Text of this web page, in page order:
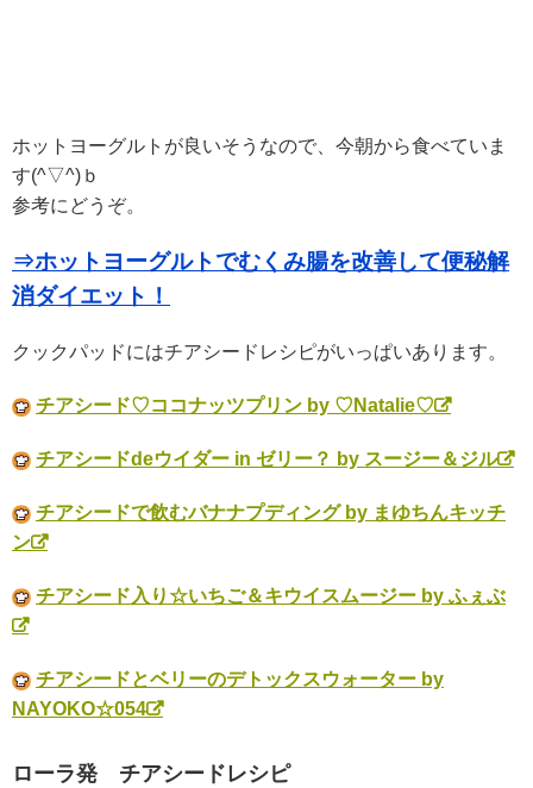
ホットヨーグルトが良いそうなので、今朝から食べていま
す(^▽^)ｂ
参考にどうぞ。
⇒ホットヨーグルトでむくみ腸を改善して便秘解
消ダイエット！
クックパッドにはチアシードレシピがいっぱいあります。
チアシード♡ココナッツプリン by ♡Natalie♡
チアシードdeウイダー in ゼリー？ by スージー＆ジル
チアシードで飲むバナナプディング by まゆちんキッチ
ン
チアシード入り☆いちご＆キウイスムージー by ふぇぶ
チアシードとベリーのデトックスウォーター by
NAYOKO☆054
ローラ発 チアシードレシピ